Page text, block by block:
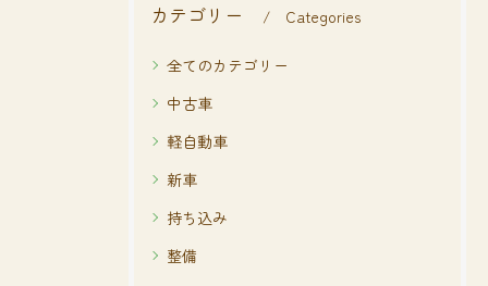
カテゴリー Categories
全てのカテゴリー
中古車
軽自動車
新車
持ち込み
整備